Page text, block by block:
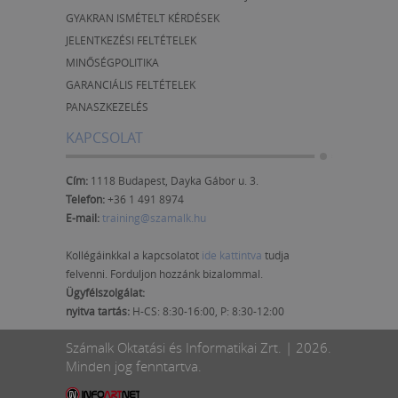
GYAKRAN ISMÉTELT KÉRDÉSEK
JELENTKEZÉSI FELTÉTELEK
MINŐSÉGPOLITIKA
GARANCIÁLIS FELTÉTELEK
PANASZKEZELÉS
KAPCSOLAT
Cím: 1118 Budapest, Dayka Gábor u. 3.
Telefon:+36 1 491 8974
E-mail:training@szamalk.hu
Kollégáinkkal a kapcsolatot ide kattintva tudja
felvenni. Forduljon hozzánk bizalommal.
Ügyfélszolgálat:
nyitva tartás: H-CS: 8:30-16:00, P: 8:30-12:00
Számalk Oktatási és Informatikai Zrt. | 2026.
Minden jog fenntartva.